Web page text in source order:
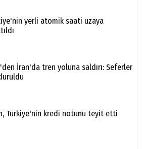
yerli atomik saati uzaya
İran'da tren yoluna saldırı: Seferler
Türkiye'nin kredi notunu teyit etti